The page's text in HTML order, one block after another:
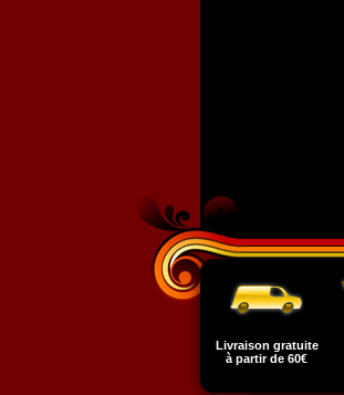
Livraison gratuite
à partir de 60€